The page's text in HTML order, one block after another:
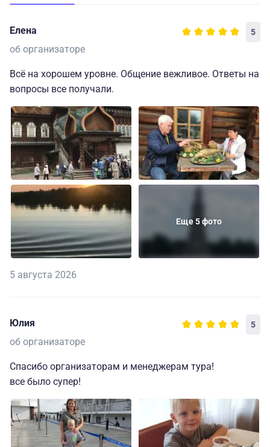
Елена 5
об организаторе
Всё на хорошем уровне. Общение вежливое. Ответы на
вопросы все получали.
Еще 5 фото
5 августа 2026
Юлия 5
об организаторе
Спасибо организаторам и менеджерам тура!
все было супер!